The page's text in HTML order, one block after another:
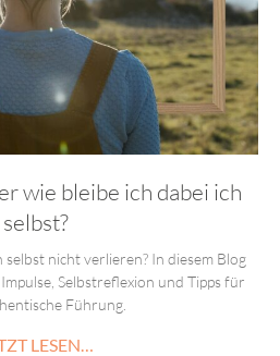
wie bleibe ich dabei ich
selbst?
nicht verlieren? In diesem Blog
Selbstreflexion und Tipps für
Führung.
LESEN…